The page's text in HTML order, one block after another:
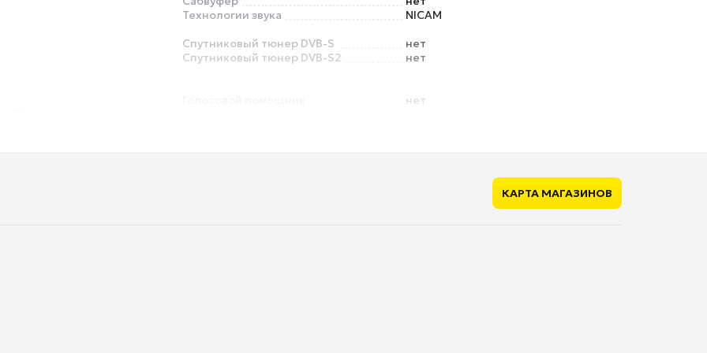
Технологии звука
NICAM
Спутниковый тюнер DVB-S
нет
Спутниковый тюнер DVB-S2
нет
нет
КАРТА МАГАЗИНОВ